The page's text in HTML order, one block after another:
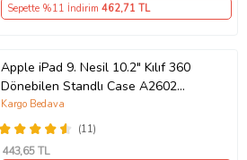
Sepette %11 İndirim 462,71 TL
Apple iPad 9. Nesil 10.2" Kılıf 360
Dönebilen Standlı Case A2602
A2603 A2604 A26 (Siyah)
(11)
Kargo Bedava
443,65 TL